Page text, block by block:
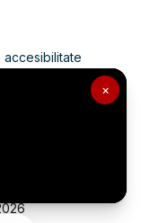
×
accesibilitate
confidențialitate